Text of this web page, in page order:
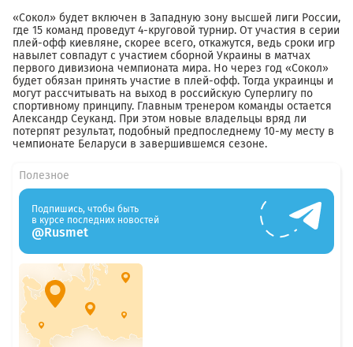
«Сокол» будет включен в Западную зону высшей лиги России,
где 15 команд проведут 4-круговой турнир. От участия в серии
плей-офф киевляне, скорее всего, откажутся, ведь сроки игр
навылет совпадут с участием сборной Украины в матчах
первого дивизиона чемпионата мира. Но через год «Сокол»
будет обязан принять участие в плей-офф. Тогда украинцы и
могут рассчитывать на выход в российскую Суперлигу по
спортивному принципу. Главным тренером команды остается
Александр Сеуканд. При этом новые владельцы вряд ли
потерпят результат, подобный предпоследнему 10-му месту в
чемпионате Беларуси в завершившемся сезоне.
Полезное
Подпишись, чтобы быть
в курсе последних новостей
@Rusmet